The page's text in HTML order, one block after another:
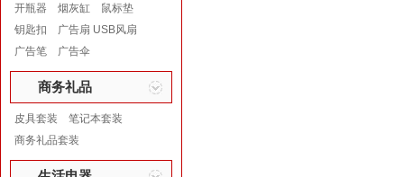
开瓶器
烟灰缸
鼠标垫
钥匙扣
广告扇 USB风扇
广告笔
广告伞
商务礼品
皮具套装
笔记本套装
商务礼品套装